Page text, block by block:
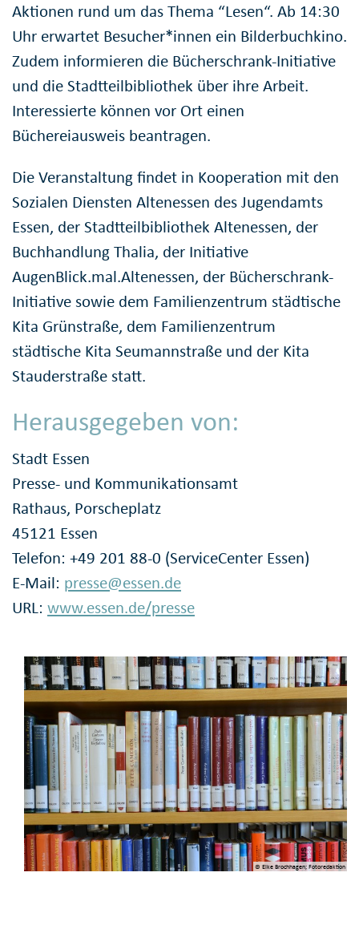
Aktionen rund um das Thema “Lesen“. Ab 14:30
Uhr erwartet Besucher*innen ein Bilderbuchkino.
Zudem informieren die Bücherschrank-Initiative
und die Stadtteilbibliothek über ihre Arbeit.
Interessierte können vor Ort einen
Büchereiausweis beantragen.
Die Veranstaltung findet in Kooperation mit den
Sozialen Diensten Altenessen des Jugendamts
Essen, der Stadtteilbibliothek Altenessen, der
Buchhandlung Thalia, der Initiative
AugenBlick.mal.Altenessen, der Bücherschrank-
Initiative sowie dem Familienzentrum städtische
Kita Grünstraße, dem Familienzentrum
städtische Kita Seumannstraße und der Kita
Stauderstraße statt.
Herausgegeben von:
Stadt Essen
Presse- und Kommunikationsamt
Rathaus, Porscheplatz
45121 Essen
Telefon: +49 201 88-0 (ServiceCenter Essen)
E-Mail: presse@essen.de
URL: www.essen.de/presse
© Elke Brochhagen; Fotoredaktion